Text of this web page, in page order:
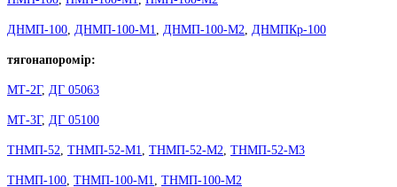
ДНМП-100 ДНМП-100-М1 ДНМП-100-М2 ДНМПКр-100
тягонапоромір:
МТ-2Г, ДГ 05063
МТ-3Г, ДГ 05100
ТНМП-52 ТНМП-52-М1 ТНМП-52-М2 ТНМП-52-М3
ТНМП-100 ТНМП-100-М1 ТНМП-100-М2